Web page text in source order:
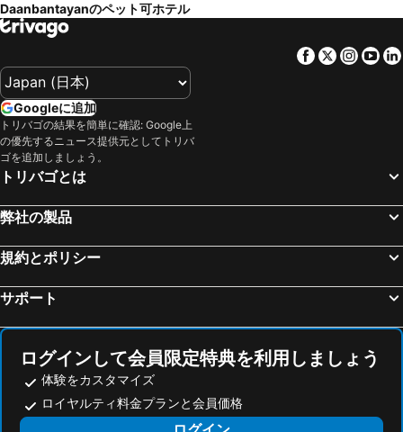
Daanbantayanのペット可ホテル
Facebook
Twitter
Googleに追加
トリバゴの結果を簡単に確認: Google上
の優先するニュース提供元としてトリバ
ゴを追加しましょう。
トリバゴとは
弊社の製品
規約とポリシー
サポート
ログインして会員限定特典を利用しましょう
体験をカスタマイズ
ロイヤルティ料金プランと会員価格